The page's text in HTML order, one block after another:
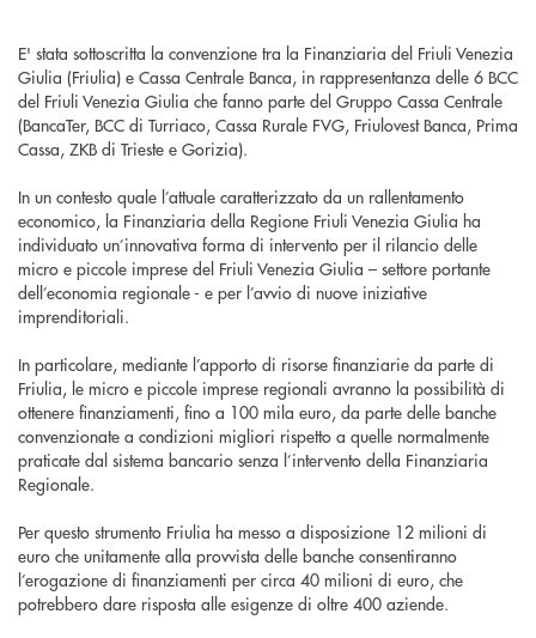
E' stata sottoscritta la convenzione tra la Finanziaria del Friuli Venezia
Giulia (Friulia) e Cassa Centrale Banca, in rappresentanza delle 6 BCC
del Friuli Venezia Giulia che fanno parte del Gruppo Cassa Centrale
(BancaTer, BCC di Turriaco, Cassa Rurale FVG, Friulovest Banca, Prima
Cassa, ZKB di Trieste e Gorizia).
In un contesto quale l’attuale caratterizzato da un rallentamento
economico, la Finanziaria della Regione Friuli Venezia Giulia ha
individuato un’innovativa forma di intervento per il rilancio delle
micro e piccole imprese del Friuli Venezia Giulia – settore portante
dell’economia regionale - e per l’avvio di nuove iniziative
imprenditoriali.
In particolare, mediante l’apporto di risorse finanziarie da parte di
Friulia, le micro e piccole imprese regionali avranno la possibilità di
ottenere finanziamenti, fino a 100 mila euro, da parte delle banche
convenzionate a condizioni migliori rispetto a quelle normalmente
praticate dal sistema bancario senza l’intervento della Finanziaria
Regionale.
Per questo strumento Friulia ha messo a disposizione 12 milioni di
euro che unitamente alla provvista delle banche consentiranno
l’erogazione di finanziamenti per circa 40 milioni di euro, che
potrebbero dare risposta alle esigenze di oltre 400 aziende.